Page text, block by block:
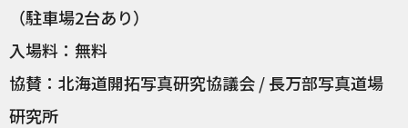
（駐車場2台あり）
入場料：無料
協賛：北海道開拓写真研究協議会 / 長万部写真道場
研究所